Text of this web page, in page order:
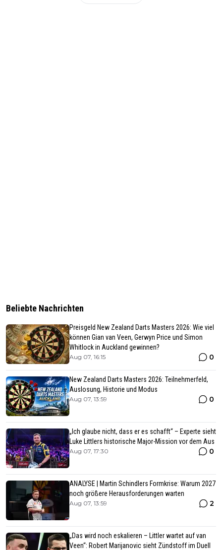
Beliebte Nachrichten
Preisgeld New Zealand Darts Masters 2026: Wie viel
können Gian van Veen, Gerwyn Price und Simon
Whitlock in Auckland gewinnen?
Aug 07, 16:15 0
New Zealand Darts Masters 2026: Teilnehmerfeld,
Auslosung, Historie und Modus
Aug 07, 13:59 0
„Ich glaube nicht, dass er es schafft“ – Experte sieht
Luke Littlers historische Major-Mission vor dem Aus
Aug 07, 17:30 0
ANALYSE | Martin Schindlers Formkrise: Warum 2027
noch größere Herausforderungen warten
Aug 07, 13:59 2
„Das wird noch eskalieren – Littler wartet auf van
Veen“: Robert Marijanovic sieht Zündstoff im Duell